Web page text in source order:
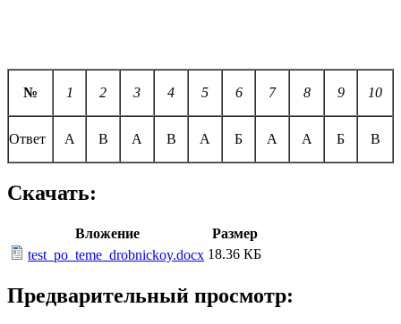
№ 1 2 3 4 5 6 7 8 9 10
Ответ А В А В А Б А А Б В
Скачать:
Вложение
Размер
test_po_teme_drobnickoy.docx 18.36 КБ
Предварительный просмотр: